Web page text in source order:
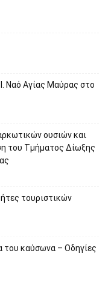
Ναό Αγίας Μαύρας στο
ουσιών και
του Τμήματος Δίωξης
τουριστικών
του καύσωνα – Οδηγίες